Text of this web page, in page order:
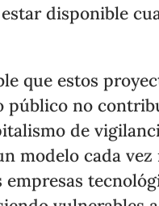
disponible
que estos
público no
de
modelo cada
empresas